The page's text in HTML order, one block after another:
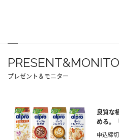
プレゼント＆モニター
良質な
める。
申込締切